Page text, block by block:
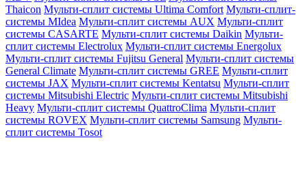
Thaicon Мульти-сплит системы Ultima Comfort Мульти-сплит-
системы MIdea Мульти-сплит системы AUX Мульти-сплит
системы CASARTE Мульти-сплит системы Daikin Мульти-
сплит системы Electrolux Мульти-сплит системы Energolux
Мульти-сплит системы Fujitsu General Мульти-сплит системы
General Climate Мульти-сплит системы GREE Мульти-сплит
системы JAX Мульти-сплит системы Kentatsu Мульти-сплит
системы Mitsubishi Electric Мульти-сплит системы Mitsubishi
Heavy Мульти-сплит системы QuattroClima Мульти-сплит
системы ROVEX Мульти-сплит системы Samsung Мульти-
сплит системы Tosot